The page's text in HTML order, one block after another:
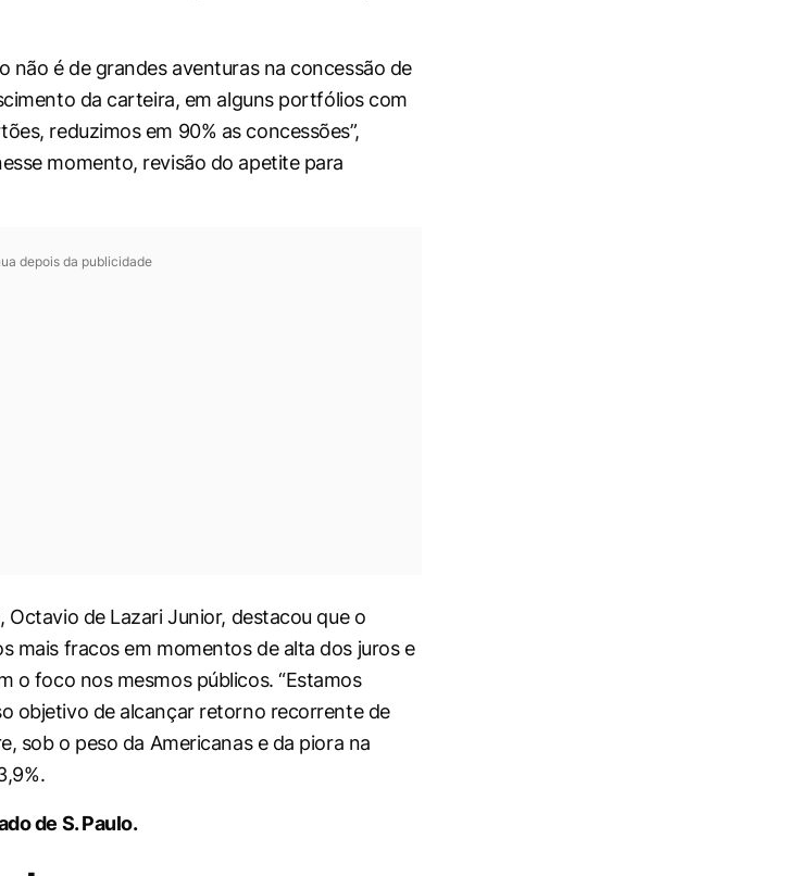
não é de grandes aventuras na concessão de
da carteira, em alguns portfólios com
reduzimos em 90% as concessões”,
momento, revisão do apetite para
depois da publicidade
de Lazari Junior, destacou que o
mais fracos em momentos de alta dos juros e
o foco nos mesmos públicos. “Estamos
objetivo de alcançar retorno recorrente de
sob o peso da Americanas e da piora na
de S. Paulo.